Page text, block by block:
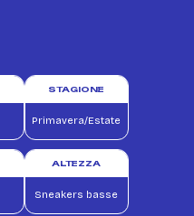
STAGIONE
Primavera/Estate
ALTEZZA
Sneakers basse